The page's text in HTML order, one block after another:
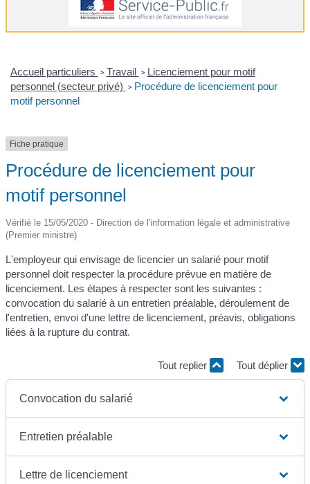
Accueil particuliers > Travail > Licenciement pour motif
personnel (secteur privé) > Procédure de licenciement pour
motif personnel
Fiche pratique
Procédure de licenciement pour
motif personnel
Vérifié le 15/05/2020 - Direction de l'information légale et administrative
(Premier ministre)
L'employeur qui envisage de licencier un salarié pour motif
personnel doit respecter la procédure prévue en matière de
licenciement. Les étapes à respecter sont les suivantes :
convocation du salarié à un entretien préalable, déroulement de
l'entretien, envoi d'une lettre de licenciement, préavis, obligations
liées à la rupture du contrat.
Tout replier Tout déplier
Convocation du salarié
Entretien préalable
Lettre de licenciement